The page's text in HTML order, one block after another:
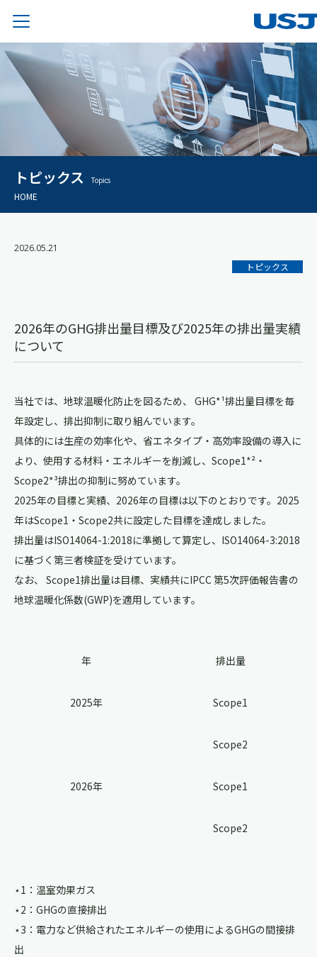
トピックス Topics
HOME
2026.05.21
トピックス
2026年のGHG排出量目標及び2025年の排出量実績
について
当社では、地球温暖化防止を図るため、 GHG*¹排出量目標を毎
年設定し、排出抑制に取り組んでいます。
具体的には生産の効率化や、省エネタイプ・高効率設備の導入に
より、使用する材料・エネルギーを削減し、Scope1*²・
Scope2*³排出の抑制に努めています。
2025年の目標と実績、2026年の目標は以下のとおりです。2025
年はScope1・Scope2共に設定した目標を達成しました。
排出量はISO14064-1:2018に準拠して算定し、ISO14064-3:2018
に基づく第三者検証を受けています。
なお、 Scope1排出量は目標、実績共にIPCC 第5次評価報告書の
地球温暖化係数(GWP)を適用しています。
年 排出量
2025年 Scope1
Scope2
2026年 Scope1
Scope2
⋆1：温室効果ガス
⋆2：GHGの直接排出
⋆3：電力など供給されたエネルギーの使用によるGHGの間接排
出